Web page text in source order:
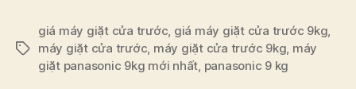
Tags
giá máy giặt cửa trước, giá máy giặt cửa trước 9kg,
máy giặt cửa trước, máy giặt cửa trước 9kg, máy
giặt panasonic 9kg mới nhất, panasonic 9 kg